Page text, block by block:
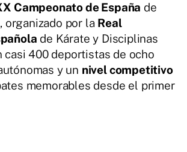
Campeonato de España de
organizado por la Real
de Kárate y Disciplinas
casi 400 deportistas de ocho
y un nivel competitivo
memorables desde el primer